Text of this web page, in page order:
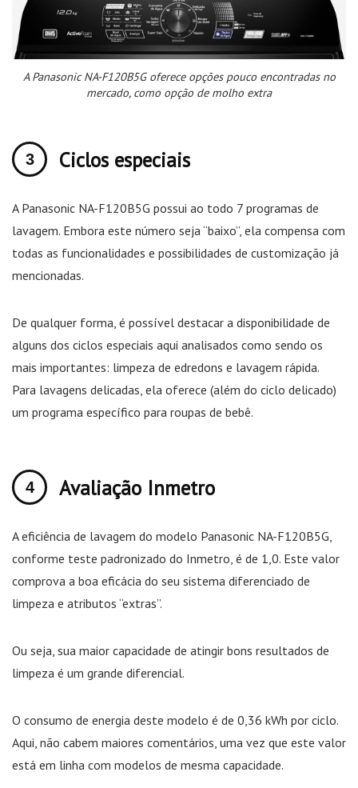
A Panasonic NA-F120B5G oferece opções pouco encontradas no
mercado, como opção de molho extra
Ciclos especiais
A Panasonic NA-F120B5G possui ao todo 7 programas de
lavagem. Embora este número seja “baixo”, ela compensa com
todas as funcionalidades e possibilidades de customização já
mencionadas.
De qualquer forma, é possível destacar a disponibilidade de
alguns dos ciclos especiais aqui analisados como sendo os
mais importantes: limpeza de edredons e lavagem rápida.
Para lavagens delicadas, ela oferece (além do ciclo delicado)
um programa específico para roupas de bebê.
Avaliação Inmetro
A eficiência de lavagem do modelo Panasonic NA-F120B5G,
conforme teste padronizado do Inmetro, é de 1,0. Este valor
comprova a boa eficácia do seu sistema diferenciado de
limpeza e atributos “extras”.
Ou seja, sua maior capacidade de atingir bons resultados de
limpeza é um grande diferencial.
O consumo de energia deste modelo é de 0,36 kWh por ciclo.
Aqui, não cabem maiores comentários, uma vez que este valor
está em linha com modelos de mesma capacidade.